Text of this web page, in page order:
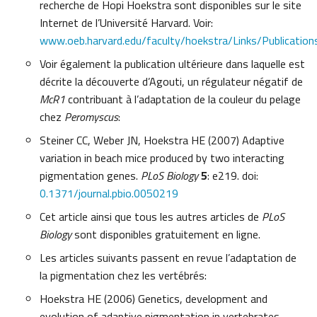
recherche de Hopi Hoekstra sont disponibles sur le site
Internet de l’Université Harvard. Voir:
www.oeb.harvard.edu/faculty/hoekstra/Links/
Voir également la publication ultérieure dans laquelle est
décrite la découverte d’Agouti, un régulateur négatif de
McR1contribuant à l’adaptation de la couleur du pelage
chez Peromyscus:
Steiner CC, Weber JN, Hoekstra HE (2007) Adaptive
variation in beach mice produced by two interacting
pigmentation genes. PLoS Biology5: e219. doi:
0.1371/journal.pbio.0050219
Cet article ainsi que tous les autres articles de PLoS
Biologysont disponibles gratuitement en ligne.
Les articles suivants passent en revue l’adaptation de
la pigmentation chez les vertébrés:
Hoekstra HE (2006) Genetics, development and